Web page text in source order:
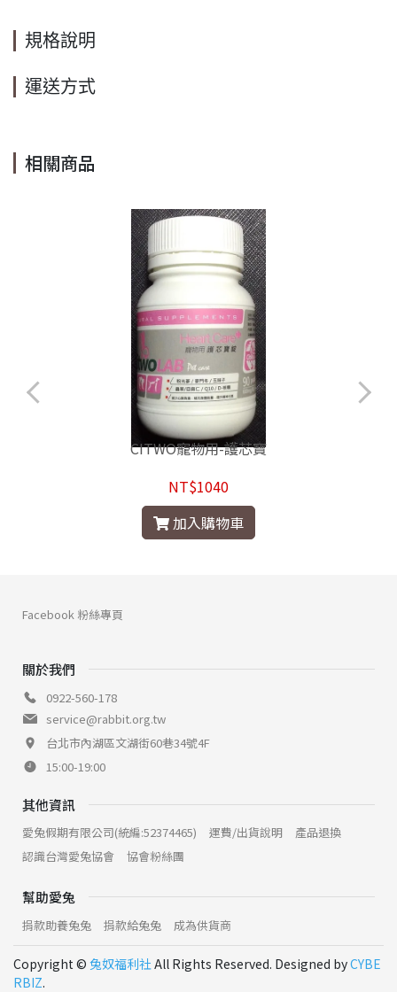
規格說明
運送方式
相關商品
CITWO寵物用-護芯寶
NT$1040
加入購物車
關於我們
0922-560-178
service@rabbit.org.tw
台北市內湖區文湖街60巷34號4F
15:00-19:00
其他資訊
愛兔假期有限公司(統編:52374465) 運費/出貨說明
產品退換
認識台灣愛兔協會
協會粉絲團
幫助愛兔
捐款助養兔兔 捐款給兔兔 成為供貨商
Facebook 粉絲專頁
Copyright © 兔奴福利社 All Rights Reserved. Designed byCYBE
RBIZ.